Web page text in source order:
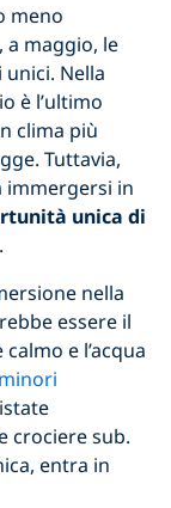
meno
a maggio, le
Nella
è l’ultimo
clima più
Tuttavia,
immergersi in
unica di
.
nella
essere il
e l’acqua
crociere sub.
entra in